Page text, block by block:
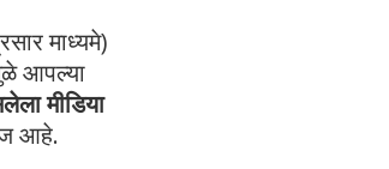
माध्यमे)
आपल्या
मीडिया
आहे.